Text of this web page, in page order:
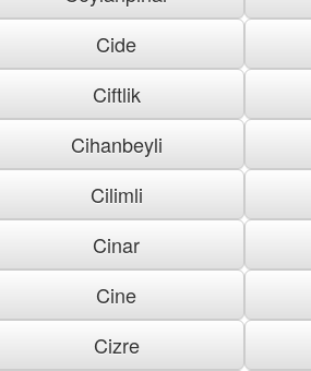
Cide
Ciftlik
Cihanbeyli
Cilimli
Cinar
Cine
Cizre